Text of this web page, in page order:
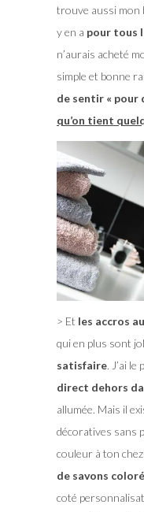
trouve aussi mon
y en a pour tous
n’aurais acheté
simple et bonne
de sentir « pour
qu’on tient
> Et les accros
qui en plus sont
satisfaire. J’ai le
direct dehors
allumée. Mais il
décoratives sans
couleur à ton
de savons
coté